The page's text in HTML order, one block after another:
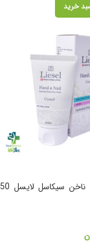
خرید
کرم دست و ناخن سیکاسل لایسل 50